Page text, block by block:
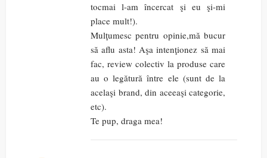
tocmai l-am încercat şi eu şi-mi
place mult!).
Mulţumesc pentru opinie,mă bucur
să aflu asta! Aşa intenţionez să mai
fac, review colectiv la produse care
au o legătură între ele (sunt de la
acelaşi brand, din aceeaşi categorie,
etc).
Te pup, draga mea!